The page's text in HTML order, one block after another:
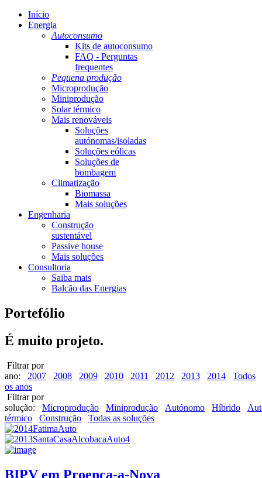
Início
Energia
Autoconsumo
Kits de autoconsumo
FAQ - Perguntas
frequentes
Pequena produção
Microprodução
Miniprodução
Solar térmico
Mais renováveis
Soluções
autónomas/isoladas
Soluções eólicas
Soluções de
bombagem
Climatização
Biomassa
Mais soluções
Engenharia
Construção
sustentável
Passive house
Mais soluções
Consultoria
Saiba mais
Balcão das Energias
Portefólio
É muito projeto.
Filtrar por
ano: 2007 2008 2009 2010 2011 2012 2013 2014
Todos
os anos
Filtrar por
solução: Microprodução Miniprodução Autónomo Híbrido
térmico
Construção Todas as soluções
BIPV em Proença-a-Nova